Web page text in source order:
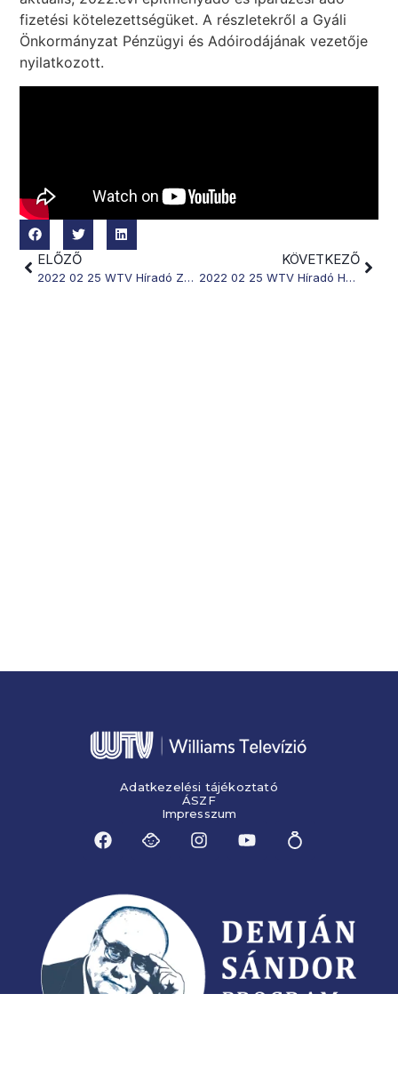
fizetési kötelezettségüket. A részletekről a Gyáli
Önkormányzat Pénzügyi és Adóirodájának vezetője
nyilatkozott.
ELŐZŐ
2022 02 25 WTV Híradó Zeneiskolás díjazottak Gyál
KÖVETKEZŐ
2022 02 25 WTV Híradó Házasság hete Felsőpakony
Adatkezelési tájékoztató
ÁSZF
Impresszum